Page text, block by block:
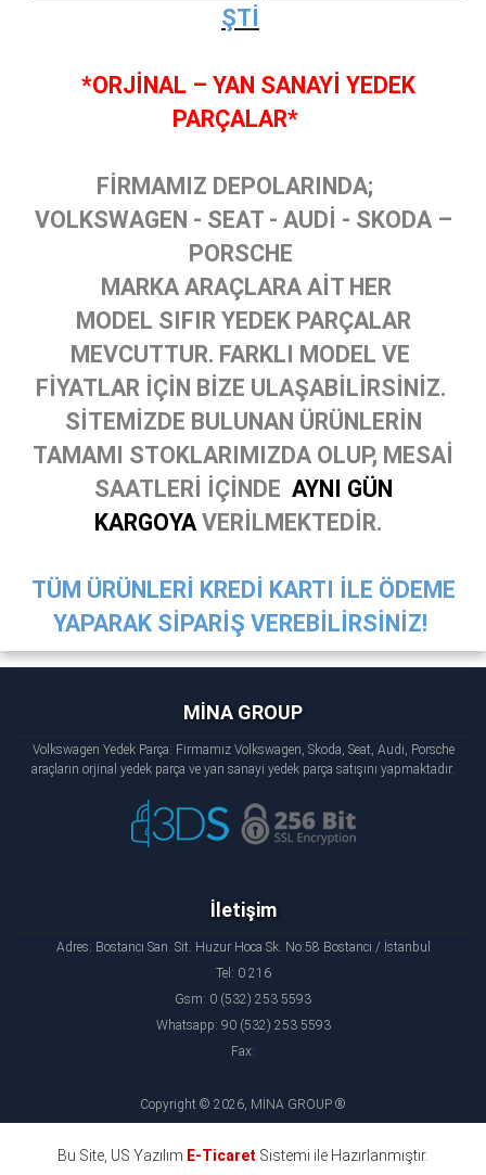
ŞTİ
*ORJİNAL – YAN SANAYİ YEDEK
PARÇALAR*
FİRMAMIZ DEPOLARINDA;
VOLKSWAGEN - SEAT - AUDİ - SKODA –
PORSCHE
MARKA ARAÇLARA AİT HER
MODEL SIFIR YEDEK PARÇALAR
MEVCUTTUR. FARKLI MODEL VE
FİYATLAR İÇİN BİZE ULAŞABİLİRSİNİZ.
SİTEMİZDE BULUNAN ÜRÜNLERİN
TAMAMI STOKLARIMIZDA OLUP, MESAİ
SAATLERİ İÇİNDE AYNI GÜN
KARGOYA VERİLMEKTEDİR.
TÜM ÜRÜNLERİ KREDİ KARTI İLE ÖDEME
YAPARAK SİPARİŞ VEREBİLİRSİNİZ!
MİNA GROUP
Volkswagen Yedek Parça: Firmamız Volkswagen, Skoda, Seat, Audi, Porsche
araçların orjinal yedek parça ve yan sanayi yedek parça satışını yapmaktadır.
İletişim
Adres: Bostancı San. Sit. Huzur Hoca Sk. No:58 Bostancı / İstanbul
Tel: 0 216
Gsm: 0 (532) 253 5593
Whatsapp: 90 (532) 253 5593
Fax:
Copyright © 2026, MİNA GROUP ®
Bu Site, US Yazılım E-Ticaret Sistemi ile Hazırlanmıştır.